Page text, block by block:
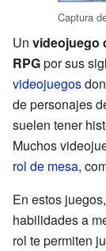
Captura
Un videojuego
RPGpor sus
videojuegos
de personajes
suelen tener
Muchos
rol de mesa,
En estos
habilidades a
rol te permiten